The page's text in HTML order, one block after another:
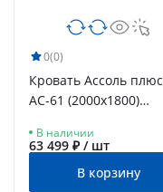
0(0)
Кровать Ассоль плюс
АС-61 (2000х1800)
В наличии
63 499 ₽ / шт
В корзину